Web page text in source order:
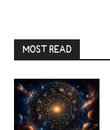
MOST READ